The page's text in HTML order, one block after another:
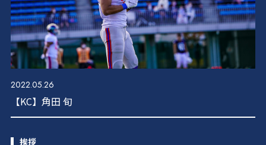
スポンサー紹介
チームオーナー・ブルザイズ会員
新人募集・お問い合わせ
2022.05.26
【KC】角田 旬
挨拶